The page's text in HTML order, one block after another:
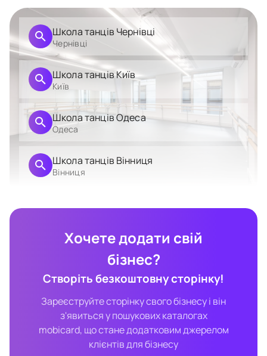
Школа танців Чернівці
Чернівці
Школа танців Київ
Київ
Школа танців Одеса
Одеса
Школа танців Вінниця
Вінниця
Хочете додати свій
бізнес?
Створіть безкоштовну сторінку!
Зареєструйте сторінку свого бізнесу і він
з'явиться у пошукових каталогах
mobicard, що стане додатковим джерелом
клієнтів для бізнесу